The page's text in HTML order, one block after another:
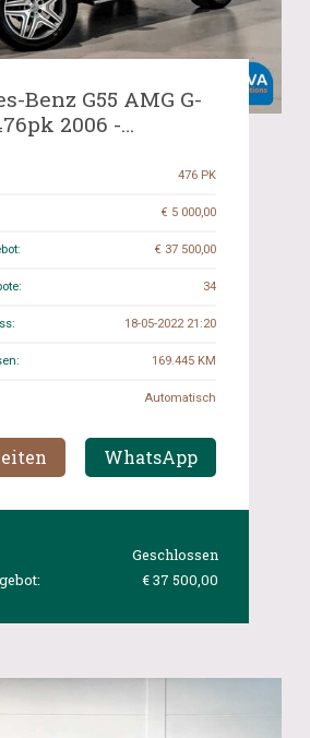
Benz G55 AMG G-
2006 -
476 PK
€ 5 000,00
€ 37 500,00
34
18-05-2022 21:20
169.445 KM
Automatisch
WhatsApp
Geschlossen
€ 37 500,00